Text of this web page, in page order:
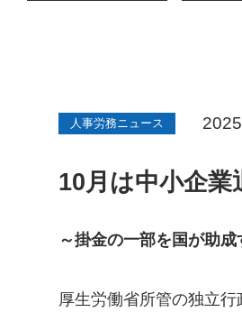
人事労務ニュース
10月は中小企業
～掛金の一部を国が助
厚生労働省所管の独立